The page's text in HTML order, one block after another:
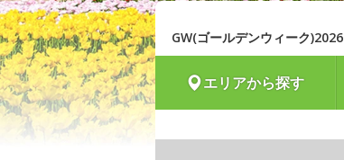
GW(ゴールデンウィーク)2026
エリアから探す